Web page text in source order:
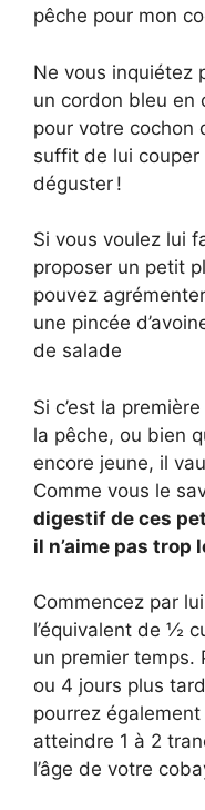
pêche pour mon
Ne vous inquiétez
un cordon bleu en
pour votre cochon
suffit de lui couper
déguster !
Si vous voulez lui
proposer un petit
pouvez
une pincée
de salade
Si c’est la
la pêche, ou bien
encore jeune, il
Comme vous le
digestif de ces
il n’aime pas
Commencez par
l’équivalent de ½
un premier temps.
ou 4 jours plus
pourrez
atteindre 1 à 2
l’âge de votre